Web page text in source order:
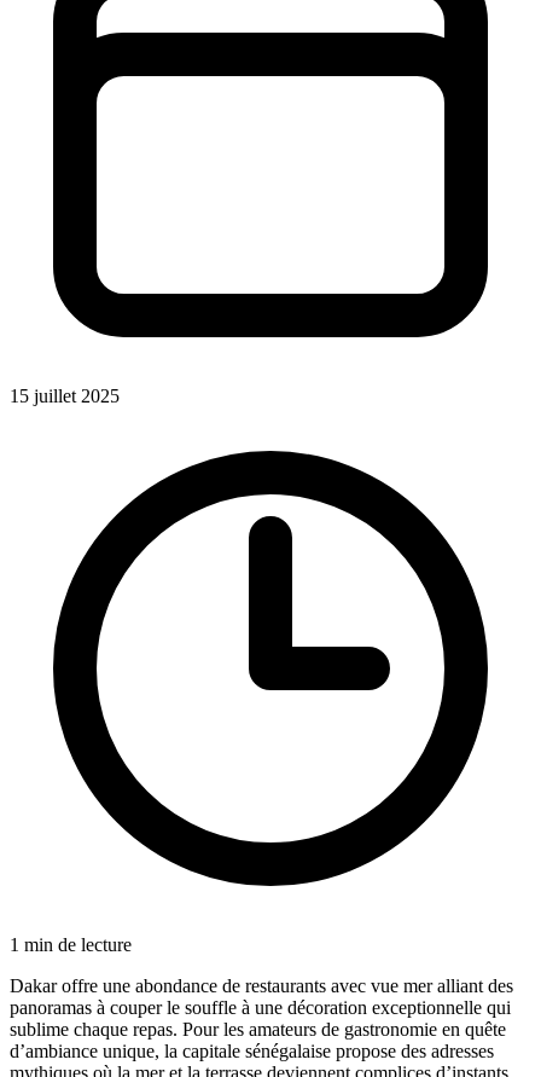
15 juillet 2025
1 min de lecture
Dakar offre une abondance de restaurants avec vue mer alliant des
panoramas à couper le souffle à une décoration exceptionnelle qui
sublime chaque repas. Pour les amateurs de gastronomie en quête
d’ambiance unique, la capitale sénégalaise propose des adresses
mythiques où la mer et la terrasse deviennent complices d’instants